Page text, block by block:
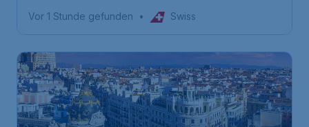
Vor 1 Stunde gefunden • Swiss